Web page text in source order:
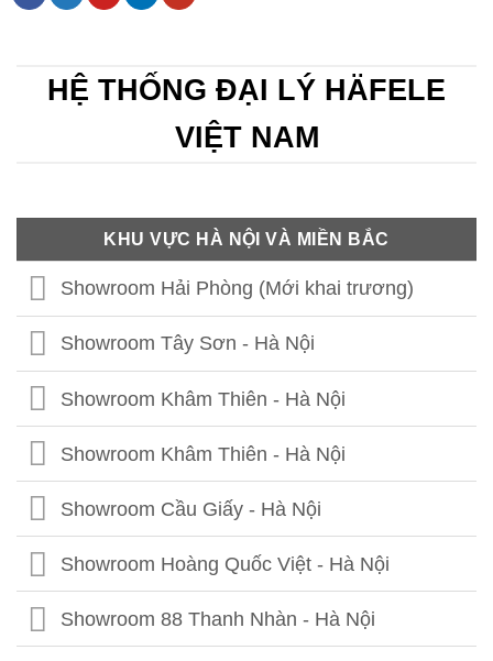
HỆ THỐNG ĐẠI LÝ HÄFELE
VIỆT NAM
KHU VỰC HÀ NỘI VÀ MIỀN BẮC
Showroom Hải Phòng (Mới khai trương)
Showroom Tây Sơn - Hà Nội
Showroom Khâm Thiên - Hà Nội
Showroom Khâm Thiên - Hà Nội
Showroom Cầu Giấy - Hà Nội
Showroom Hoàng Quốc Việt - Hà Nội
Showroom 88 Thanh Nhàn - Hà Nội